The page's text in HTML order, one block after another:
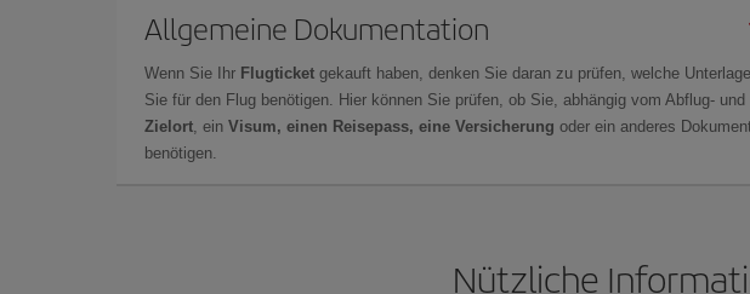
Allgemeine Dokumentation
Wenn Sie Ihr Flugticket gekauft haben, denken Sie daran zu prüfen, welche
Sie für den Flug benötigen. Hier können Sie prüfen, ob Sie, abhängig vom Abflug- und
Zielort , ein Visum, einen Reisepass, eine Versicherung oder ein anderes
benötigen.
Nützliche